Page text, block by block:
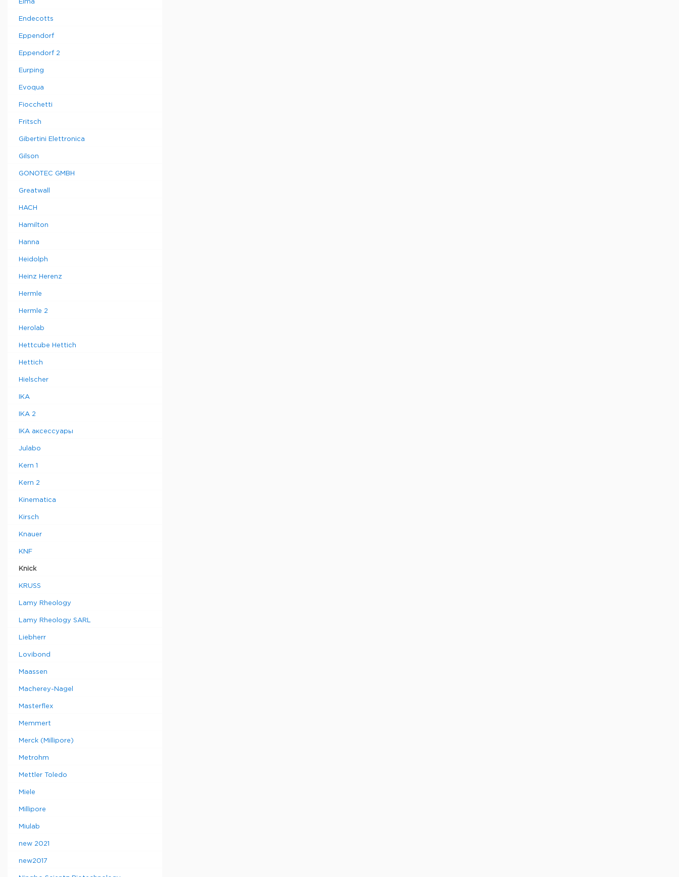
Elma
Endecotts
Eppendorf
Eppendorf 2
Eurping
Evoqua
Fiocchetti
Fritsch
Gibertini Elettronica
Gilson
GONOTEC GMBH
Greatwall
HACH
Hamilton
Hanna
Heidolph
Heinz Herenz
Hermle
Hermle 2
Herolab
Hettcube Hettich
Hettich
Hielscher
IKA
IKA 2
IKA аксессуары
Julabo
Kern 1
Kern 2
Kinematica
Kirsch
Knauer
KNF
Knick
KRUSS
Lamy Rheology
Lamy Rheology SARL
Liebherr
Lovibond
Maassen
Macherey-Nagel
Masterflex
Memmert
Merck (Millipore)
Metrohm
Mettler Toledo
Miele
Millipore
Miulab
new 2021
new2017